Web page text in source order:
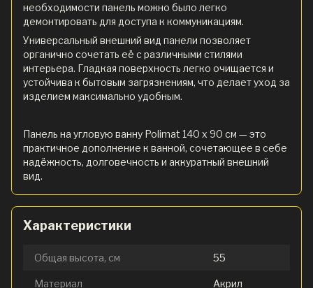
необходимости панель можно было легко
демонтировать для доступа к коммуникациям.
Универсальный внешний вид панели позволяет
органично сочетать её с различными стилями
интерьера. Гладкая поверхность легко очищается и
устойчива к бытовым загрязнениям, что делает уход за
изделием максимально удобным.
Панель на угловую ванну Polimat 140 х 90 см — это
практичное дополнение к ванной, сочетающее в себе
надёжность, долговечность и аккуратный внешний
вид.
Характеристики
Общая высота, см 55
Материал Акрил